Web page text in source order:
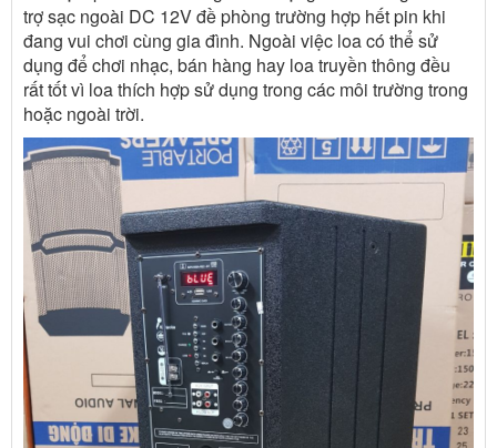
trợ sạc ngoài DC 12V đề phòng trường hợp hết pin khi
đang vui chơi cùng gia đình. Ngoài việc loa có thể sử
dụng để chơi nhạc, bán hàng hay loa truyền thông đều
rất tốt vì loa thích hợp sử dụng trong các môi trường trong
hoặc ngoài trời.